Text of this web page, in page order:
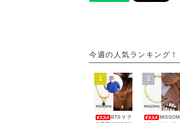
今週の人気ランキング！
1
BTS V テ
2
MISSOM